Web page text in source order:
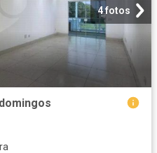
4 fotos